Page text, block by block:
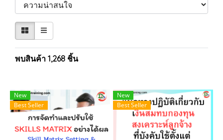
พบสินค้า 1,268 ชิ้น
New
Best Seller
New
Best Seller